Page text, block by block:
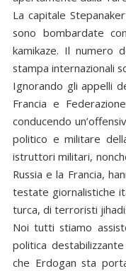
La capitale
sono bombardate
kamikaze. Il numero
stampa internazionali
Ignorando gli appelli
Francia e
conducendo
politico e militare
istruttori militari,
Russia e la Francia,
testate giornalistiche
turca, di terroristi
Noi tutti stiamo
politica
che Erdogan sta